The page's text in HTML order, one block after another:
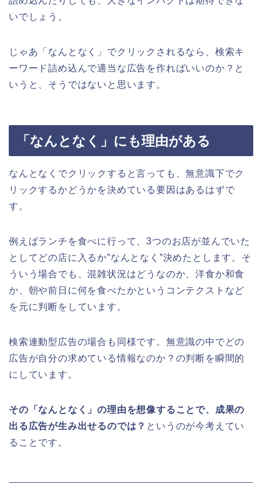
いでしょう。
じゃあ「なんとなく」でクリックされるなら、検索キ
ーワード詰め込んで適当な広告を作ればいいのか？と
いうと、そうではないと思います。
「なんとなく」にも理由がある
なんとなくでクリックすると言っても、無意識下でク
リックするかどうかを決めている要因はあるはずで
す。
例えばランチを食べに行って、3つのお店が並んでいた
としてどの店に入るか”なんとなく”決めたとします。そ
ういう場合でも、混雑状況はどうなのか、洋食か和食
か、朝や前日に何を食べたかというコンテクストなど
を元に判断をしています。
検索連動型広告の場合も同様です。無意識の中でどの
広告が自分の求めている情報なのか？の判断を瞬間的
にしています。
その「なんとなく」の理由を想像することで、成果の
出る広告が生み出せるのでは？ というのが今考えてい
ることです。